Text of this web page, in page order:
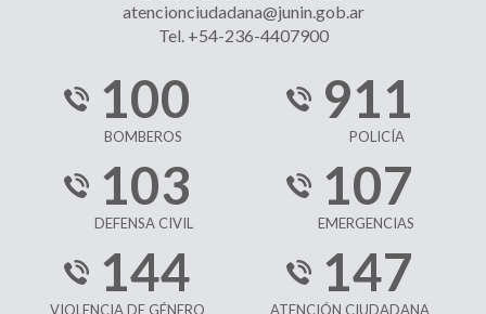
atencionciudadana@junin.gob.ar
Tel. +54-236-4407900
100
BOMBEROS
911
POLICÍA
103
DEFENSA CIVIL
107
EMERGENCIAS
144
VIOLENCIA DE GÉNERO
147
ATENCIÓN CIUDADANA